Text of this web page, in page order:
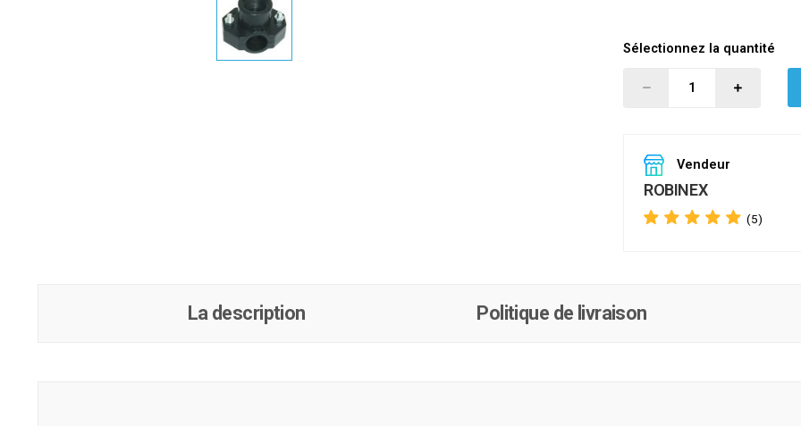
Sélectionnez la quantité
Vendeur
ROBINEX
(5)
La description Politique de livraison